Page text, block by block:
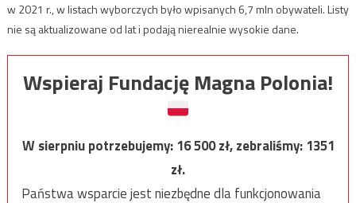
w 2021 r., w listach wyborczych było wpisanych 6,7 mln obywateli. Listy
nie są aktualizowane od lat i podają nierealnie wysokie dane.
Wspieraj Fundację Magna Polonia!
W sierpniu potrzebujemy:16 500zł, zebraliśmy:1351
zł.
Państwa wsparcie jest niezbędne dla funkcjonowania